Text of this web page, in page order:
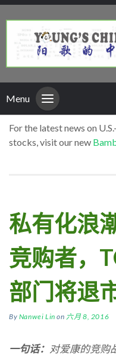
Menu
For the latest news on
stocks, visit our new
私有化浪
竞购者，
部门将退
By Nanwei Lin on 六月 8, 2016
一句话： 对爱康的竞购